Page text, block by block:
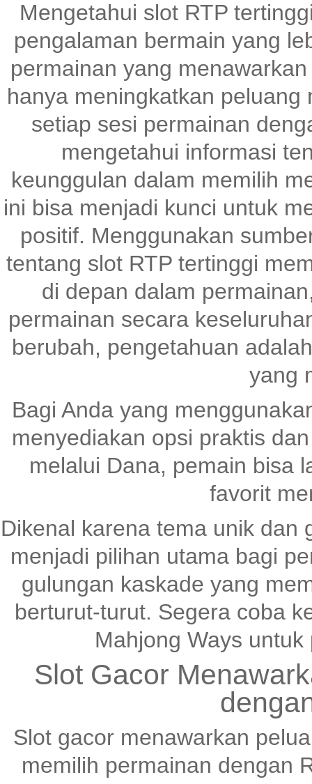
Mengetahui slot RTP
pengalaman bermain yang
permainan yang
hanya meningkatkan
setiap sesi permainan
mengetahui informasi
keunggulan dalam memilih
ini bisa menjadi kunci untuk
positif. Menggunakan
tentang slot RTP tertinggi
di depan dalam
permainan secara
berubah, pengetahuan
yang
Bagi Anda yang
menyediakan opsi praktis
melalui Dana, pemain bisa
favorit
Dikenal karena tema unik
menjadi pilihan utama bagi
gulungan kaskade yang
berturut-turut. Segera coba
Mahjong Ways
Slot Gacor
Slot gacor menawarkan
memilih permainan dengan